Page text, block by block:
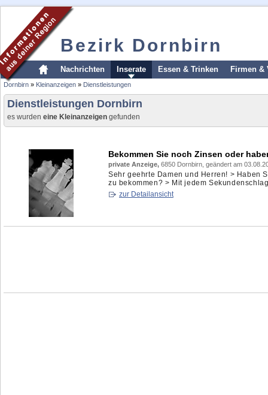
Bezirk Dornbirn
Nachrichten Inserate Essen & Trinken Firmen &
Dornbirn » Kleinanzeigen » Dienstleistungen
Dienstleistungen Dornbirn
es wurden eine Kleinanzeigen gefunden
Bekommen Sie noch Zinsen oder
private Anzeige, 6850 Dornbirn, geändert am
Sehr geehrte Damen und Herren! > Haben
zu bekommen? > Mit jedem
zur Detailansicht